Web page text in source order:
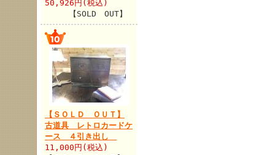
50,926円(税込)
【SOLD OUT】
【ＳＯＬＤ ＯＵＴ】
古道具 レトロカードケ
ース ４引き出し
11,000円(税込)